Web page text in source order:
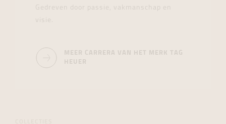
Gedreven door passie, vakmanschap en
visie.
MEER CARRERA VAN HET MERK TAG
HEUER